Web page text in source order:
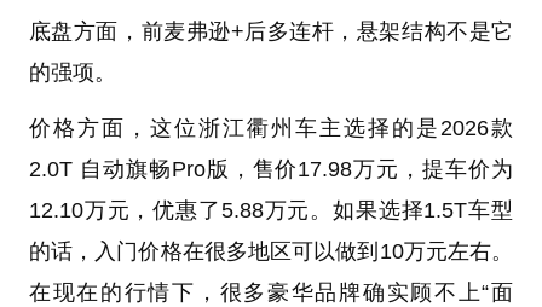
底盘方面，前麦弗逊+后多连杆，悬架结构不是它
的强项。
价格方面，这位浙江衢州车主选择的是2026款
2.0T 自动旗畅Pro版，售价17.98万元，提车价为
12.10万元，优惠了5.88万元。如果选择1.5T车型
的话，入门价格在很多地区可以做到10万元左右。
在现在的行情下，很多豪华品牌确实顾不上“面